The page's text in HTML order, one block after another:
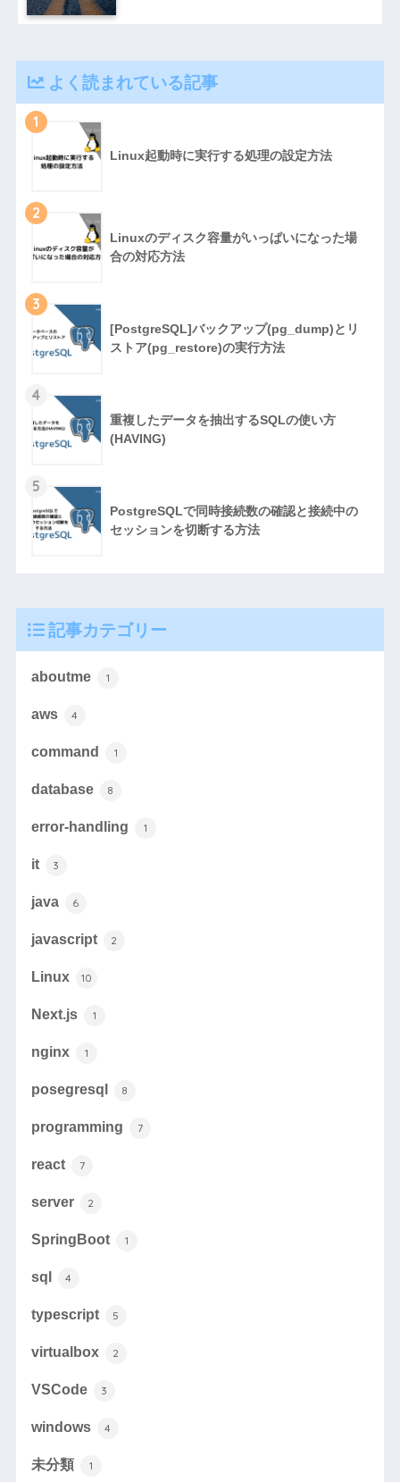
よく読まれている記事
1
Linux起動時に実行する処理の設定方法
2
Linuxのディスク容量がいっぱいになった場
合の対応方法
3
[PostgreSQL]バックアップ(pg_dump)とリ
ストア(pg_restore)の実行方法
4
重複したデータを抽出するSQLの使い方
(HAVING)
5
PostgreSQLで同時接続数の確認と接続中の
セッションを切断する方法
記事カテゴリー
aboutme 1
aws 4
command 1
database 8
error-handling 1
it 3
java 6
javascript 2
Linux 10
Next.js 1
nginx 1
posegresql 8
programming 7
react 7
server 2
SpringBoot 1
sql 4
typescript 5
virtualbox 2
VSCode 3
windows 4
未分類 1